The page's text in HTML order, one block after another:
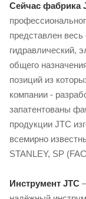
Сейчас фабрика
представлен весь
гидравлический,
общего
позиций из
компании -
запатентованы
продукции JTC
всемирно
STANLEY, SP
Инструмент JTC